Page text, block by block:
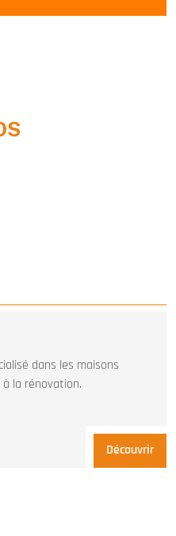
dans les maisons
la rénovation.
Découvrir